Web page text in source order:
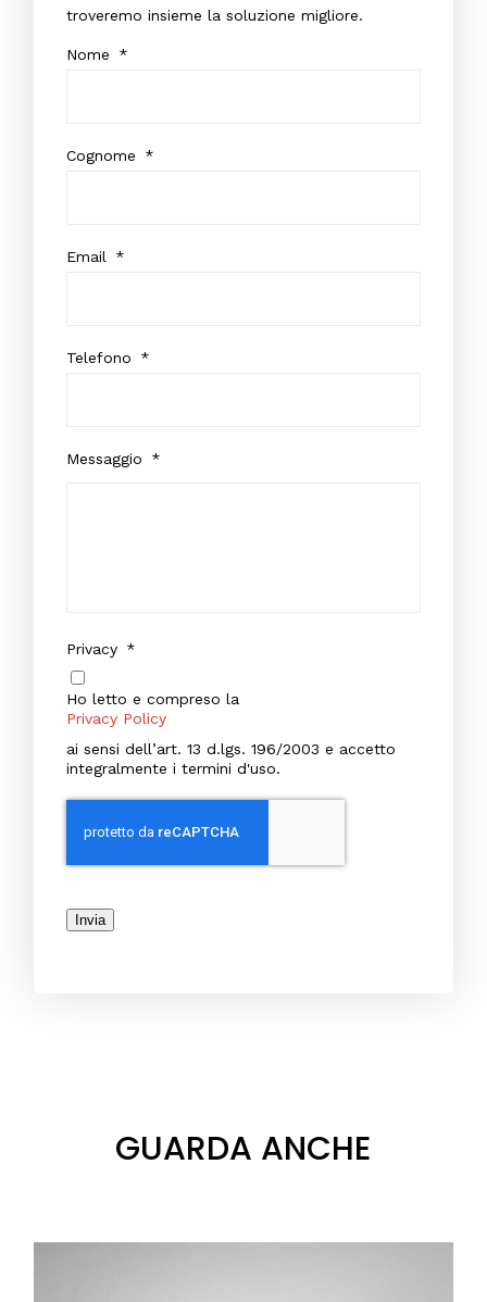
troveremo insieme la soluzione migliore.
Nome *
Cognome *
Email *
Telefono *
Messaggio *
Privacy *
Ho letto e compreso la
Privacy Policy
ai sensi dell’art. 13 d.lgs. 196/2003 e accetto
integralmente i termini d'uso.
Invia
GUARDA ANCHE